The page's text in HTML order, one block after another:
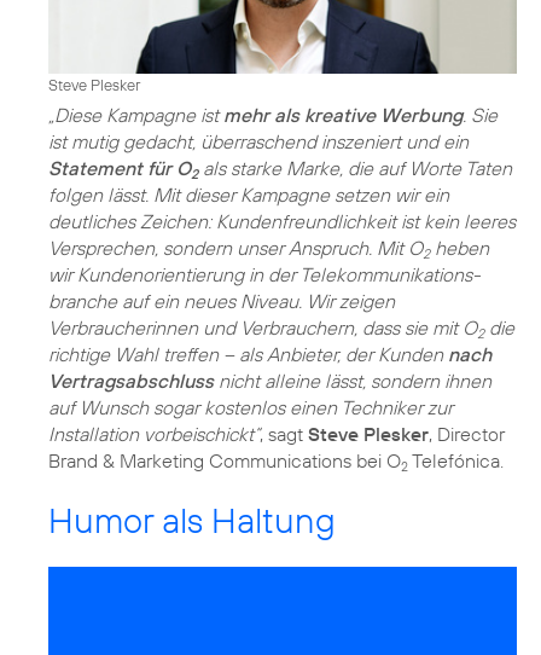
Steve Plesker
„Diese Kampagne istmehr als kreative Werbung. Sie
ist mutig gedacht, überraschend inszeniert und ein
Statement für O2als starke Marke, die auf Worte Taten
folgen lässt. Mit dieser Kampagne setzen wir ein
deutliches Zeichen: Kundenfreundlichkeit ist kein leeres
Versprechen, sondern unser Anspruch. Mit O2heben
wir Kundenorientierung in der Telekommunikations­
branche auf ein neues Niveau. Wir zeigen
Verbraucherinnen und Verbrauchern, dass sie mit O2die
richtige Wahl treffen – als Anbieter, der Kunden nach
Vertragsabschlussnicht alleine lässt, sondern ihnen
auf Wunsch sogar kostenlos einen Techniker zur
Installation vorbeischickt“, sagt Steve Plesker, Director
Brand & Marketing Communications bei O2 Telefónica.
Humor als Haltung